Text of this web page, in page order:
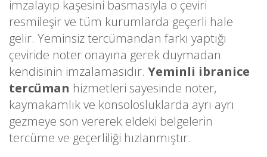
imzalayıp kaşesini basmasıyla o çeviri
resmileşir ve tüm kurumlarda geçerli hale
gelir. Yeminsiz tercümandan farkı yaptığı
çeviride noter onayına gerek duymadan
kendisinin imzalamasıdır. Yeminli ibranice
tercüman hizmetleri sayesinde noter,
kaymakamlık ve konsolosluklarda ayrı ayrı
gezmeye son vererek eldeki belgelerin
tercüme ve geçerliliği hızlanmıştır.